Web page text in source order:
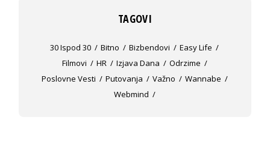
TAGOVI
30 Ispod 30 Bitno Bizbendovi
Easy Life
Filmovi
HR Izjava Dana
Odrzime
Poslovne Vesti
Putovanja Važno
Wannabe
Webmind